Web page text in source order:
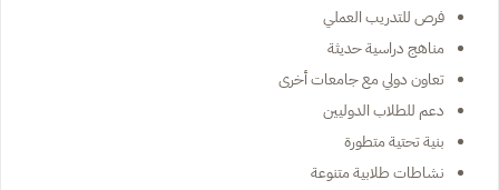
فرص للتدريب العملي
مناهج دراسية حديثة
تعاون دولي مع جامعات أخرى
دعم للطلاب الدوليين
بنية تحتية متطورة
نشاطات طلابية متنوعة